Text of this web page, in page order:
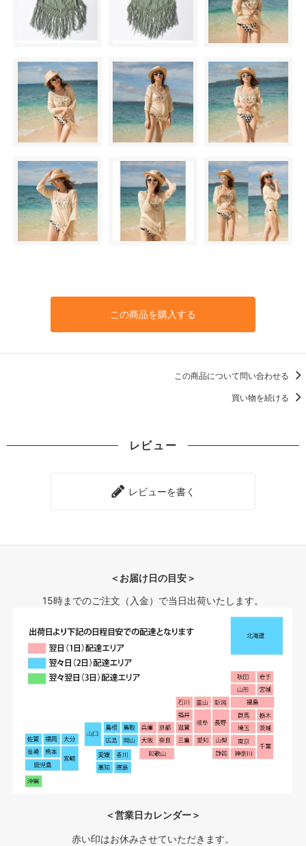
この商品を購入する
この商品について問い合わせる
買い物を続ける
レビュー
レビューを書く
＜お届け日の目安＞
15時までのご注文（入金）で当日出荷いたします。
＜営業日カレンダー＞
赤い印はお休みさせていただきます。